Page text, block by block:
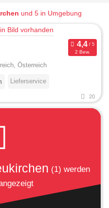
und 5 in Umgebung
2 Bew.
Österreich
Lieferservice
20
(1) werden